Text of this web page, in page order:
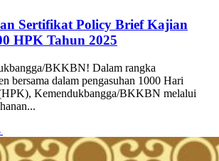
Sertifikat Policy Brief Kajian
HPK Tahun 2025
BKKBN! Dalam rangka
bersama dalam pengasuhan 1000 Hari
Kemendukbangga/BKKBN melalui